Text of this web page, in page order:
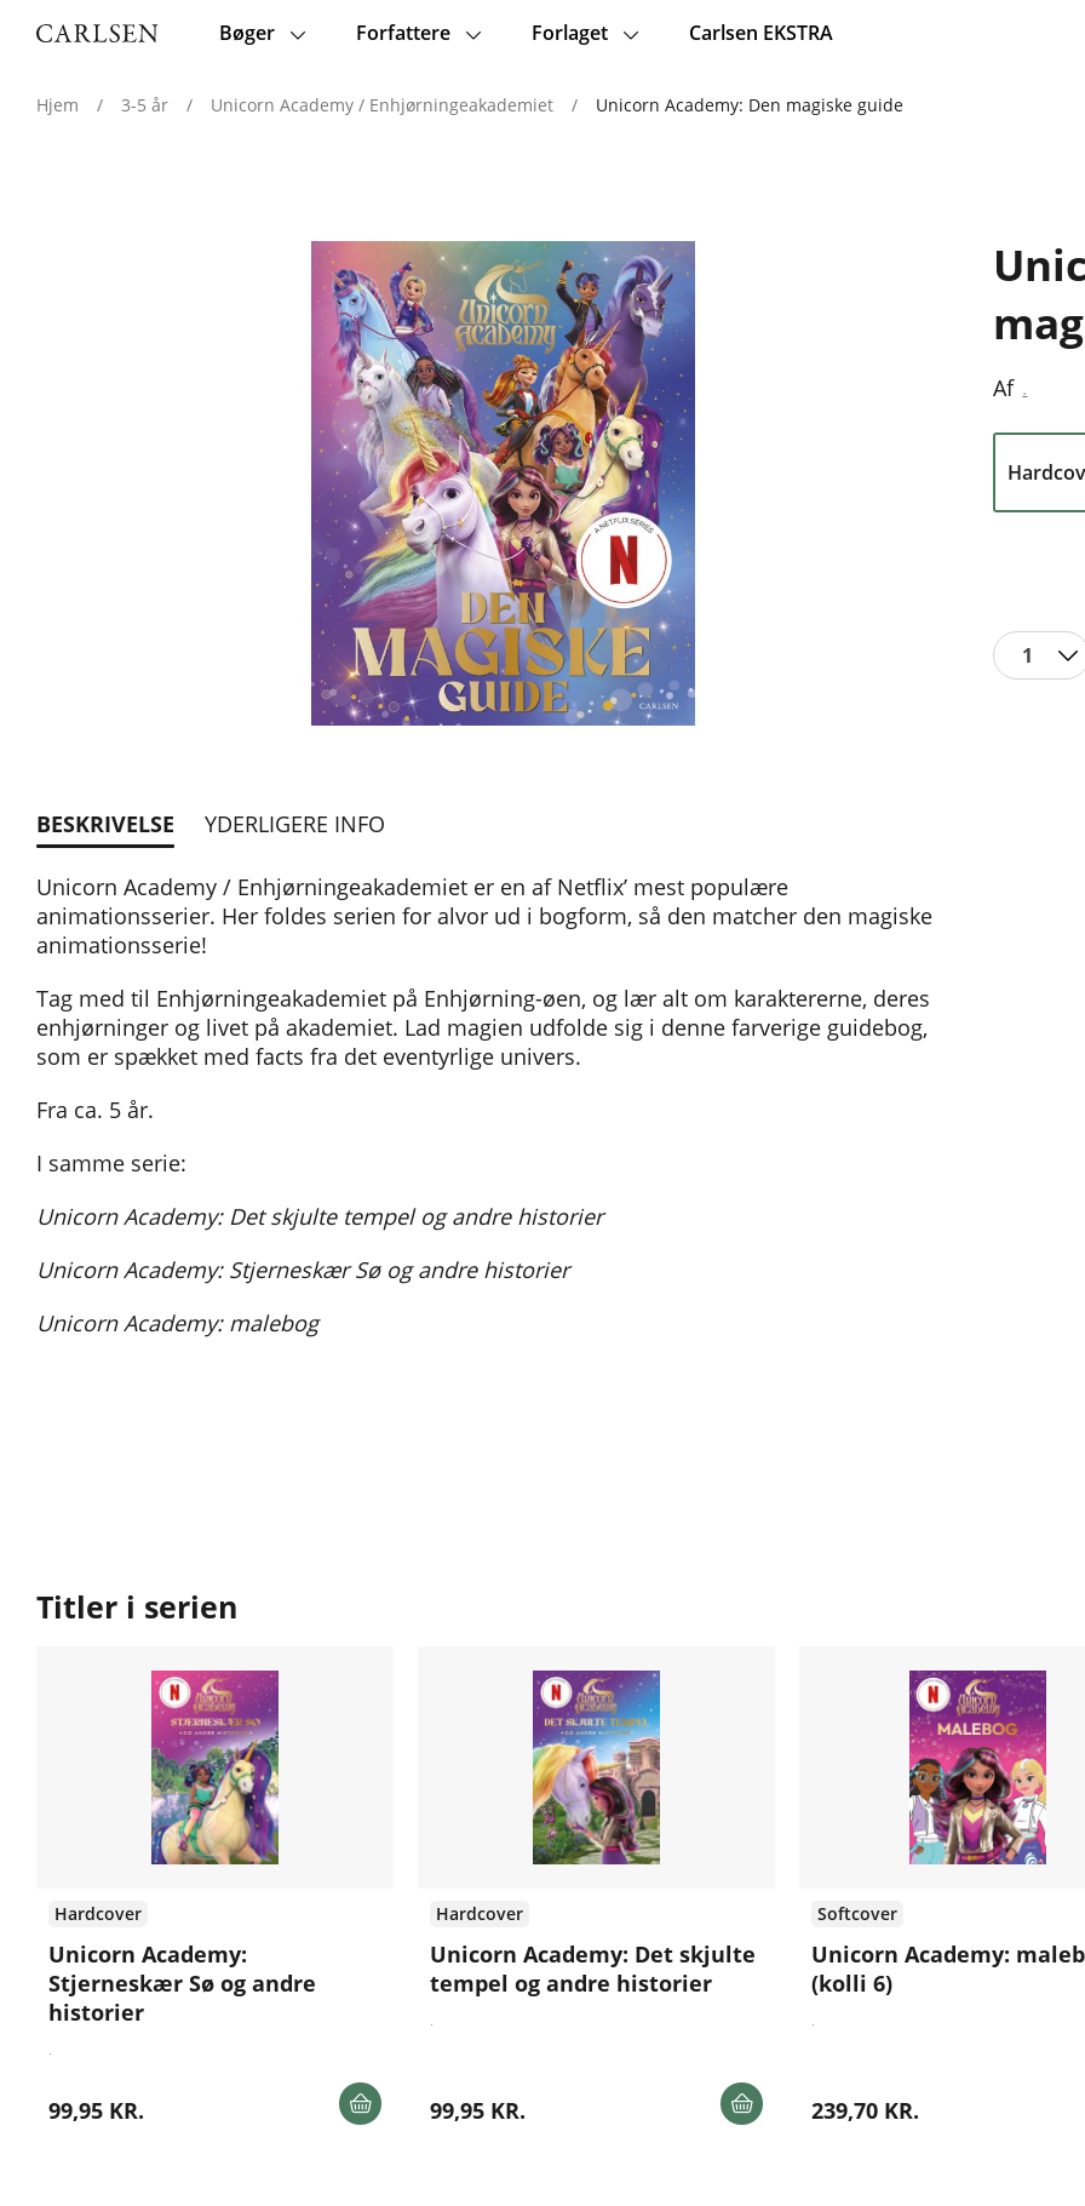
Main
Bøger Forfattere Forlaget Carlsen EKSTRA
Hjem / 3-5 år / Unicorn Academy / Enhjørningeakademiet / Unicorn Academy: Den magiske guide
Af .
1
BESKRIVELSE YDERLIGERE INFO
Unicorn Academy / Enhjørningeakademiet er en af Netflix’ mest populære
animationsserier. Her foldes serien for alvor ud i bogform, så den matcher den magiske
animationsserie!
Tag med til Enhjørningeakademiet på Enhjørning-øen, og lær alt om karaktererne, deres
enhjørninger og livet på akademiet. Lad magien udfolde sig i denne farverige guidebog,
som er spækket med facts fra det eventyrlige univers.
Fra ca. 5 år.
I samme serie:
Unicorn Academy: Det skjulte tempel og andre historier
Unicorn Academy: Stjerneskær Sø og andre historier
Unicorn Academy: malebog
Titler i serien
Hardcover
Unicorn Academy:
Stjerneskær Sø og andre
historier
.
99,95 KR.
Hardcover
Unicorn Academy: Det skjulte
tempel og andre historier
.
99,95 KR.
Softcover
Unicorn Academy:
(kolli 6)
.
239,70 KR.